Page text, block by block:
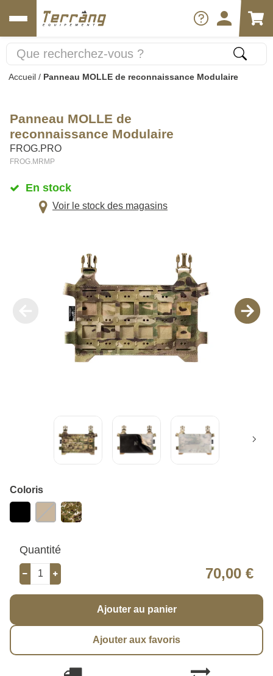
Accueil / Panneau MOLLE de reconnaissance Modulaire
Panneau MOLLE de
reconnaissance Modulaire
FROG.PRO
FROG.MRMP
En stock
Voir le stock des magasins
Coloris
Quantité
70,00 €
Ajouter au panier
Ajouter aux favoris